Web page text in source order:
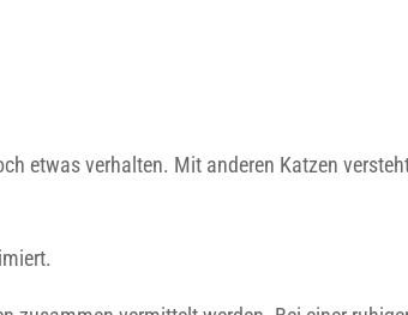
etwas verhalten. Mit anderen Katzen